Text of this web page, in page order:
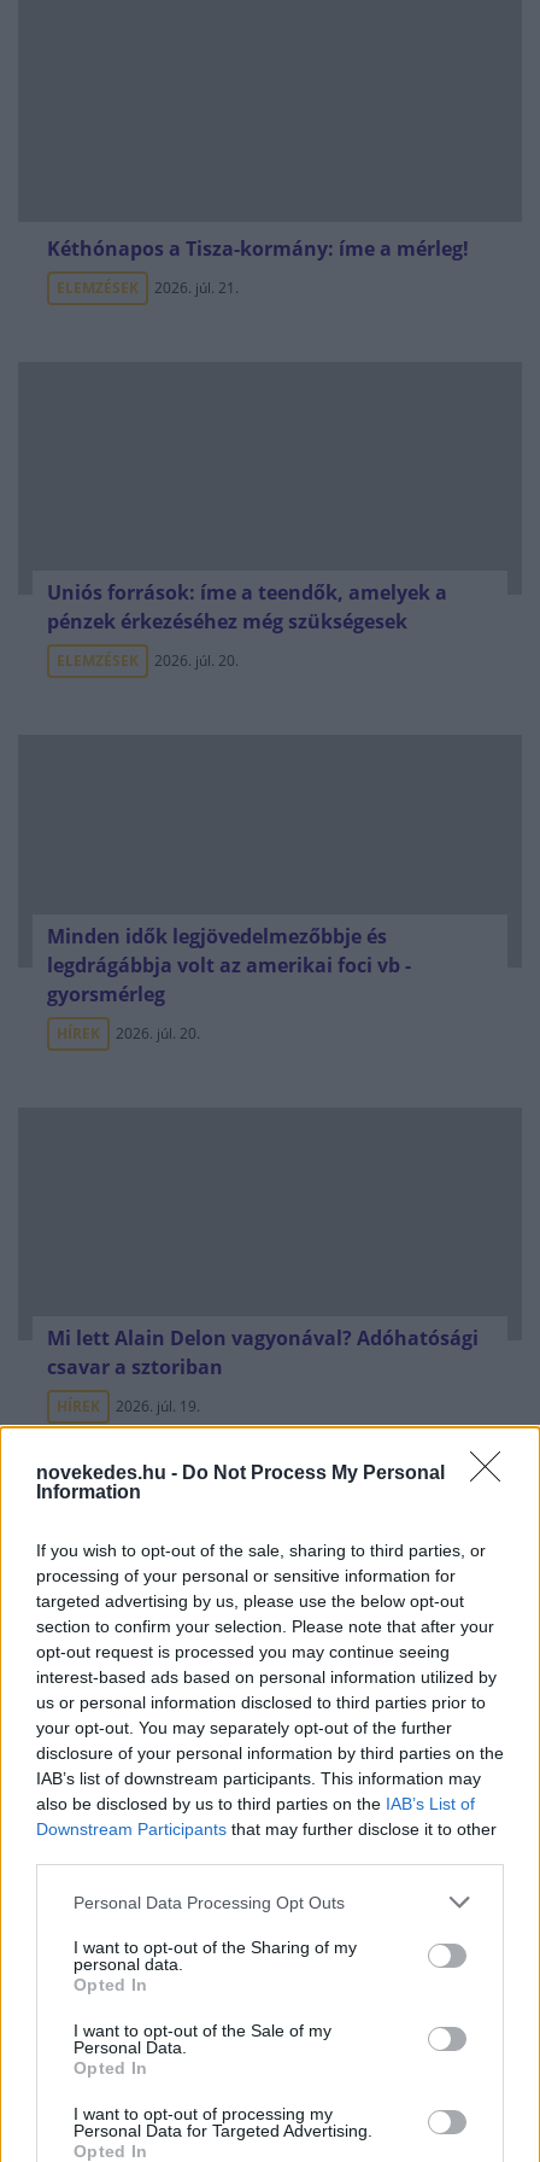
novekedes.hu - Do Not Process My Personal
Information
If you wish to opt-out of the sale, sharing to third parties, or
processing of your personal or sensitive information for
targeted advertising by us, please use the below opt-out
section to confirm your selection. Please note that after your
opt-out request is processed you may continue seeing
interest-based ads based on personal information utilized by
us or personal information disclosed to third parties prior to
your opt-out. You may separately opt-out of the further
disclosure of your personal information by third parties on the
IAB’s list of downstream participants. This information may
also be disclosed by us to third parties on the IAB’s List of
Downstream Participants that may further disclose it to other
Please note that this website/app uses one or more Google
not limited to your visit or usage behaviour. You may click to
grant or deny consent to Google and its third-party tags to
use your data for below specified purposes in below Google
consent section.
Personal Data Processing Opt Outs
I want to opt-out of the Sharing of my
personal data.
Opted In
I want to opt-out of the Sale of my
Personal Data.
Opted In
I want to opt-out of processing my
Personal Data for Targeted Advertising.
Opted In
Kéthónapos a Tisza-kormány: íme a mérleg!
ELEMZÉSEK 2026. júl. 21.
Uniós források: íme a teendők, amelyek a
pénzek érkezéséhez még szükségesek
ELEMZÉSEK 2026. júl. 20.
Minden idők legjövedelmezőbbje és
legdrágábbja volt az amerikai foci vb -
gyorsmérleg
HÍREK 2026. júl. 20.
Mi lett Alain Delon vagyonával? Adóhatósági
csavar a sztoriban
HÍREK 2026. júl. 19.
FRISS HÍREK
Hatalmas pofont kapott Trump Izraeltől:
elutasították a "történelmi
békemegállapodását"
HÍREK 29 perce
Megjött a kimutatás: ennyi áramot sikerült
megtakarítani a vonatlassításokkal
HÍREK 3 órája
Olasz lap: dzsihadista hálózatokra és a